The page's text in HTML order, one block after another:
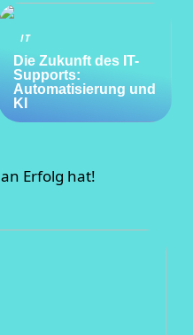
IT
Die Zukunft des IT-
Supports:
Automatisierung und
KI
Erfolg hat!